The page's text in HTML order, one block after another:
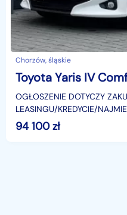
Chorzów, śląskie
OGŁOSZENIE DOTYCZY
LEASINGU/KREDYCIE/
SUPERAUTO.PL?✔ Lider ryn
94 100zł